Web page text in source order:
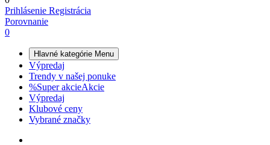
Prihlásenie Registrácia
Porovnanie
0
Hlavné kategórie Menu
Výpredaj
Trendy v našej ponuke
%Super akcieAkcie
Výpredaj
Klubové ceny
Vybrané značky